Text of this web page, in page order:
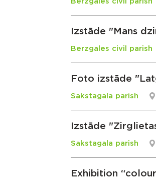
Izstāde "Mans
Berzgales civil parish
Foto izstāde
Sakstagala parish
Izstāde
Sakstagala parish
Exhibition